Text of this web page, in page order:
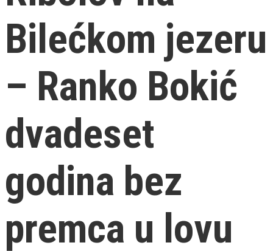
Bilećkom jezeru
– Ranko Bokić
dvadeset
godina bez
premca u lovu